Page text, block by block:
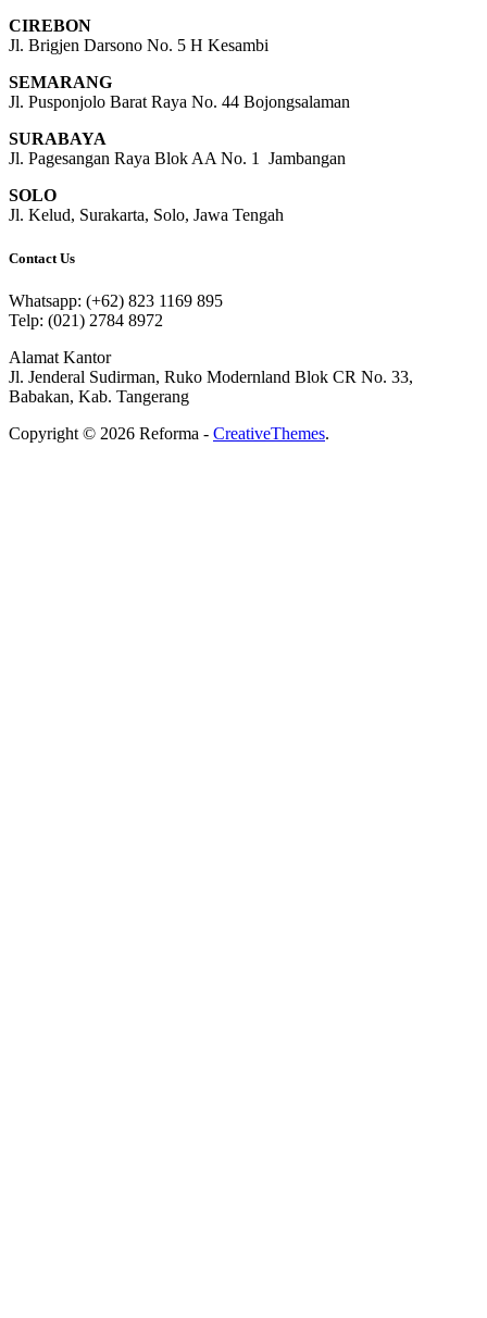
CIREBON
Jl. Brigjen Darsono No. 5 H Kesambi
SEMARANG
Jl. Pusponjolo Barat Raya No. 44 Bojongsalaman
SURABAYA
Jl. Pagesangan Raya Blok AA No. 1 Jambangan
SOLO
Jl. Kelud, Surakarta, Solo, Jawa Tengah
Contact Us
Whatsapp: (+62) 823 1169 895
Telp: (021) 2784 8972
Alamat Kantor
Jl. Jenderal Sudirman, Ruko Modernland Blok CR No. 33,
Babakan, Kab. Tangerang
Copyright © 2026 Reforma - CreativeThemes.